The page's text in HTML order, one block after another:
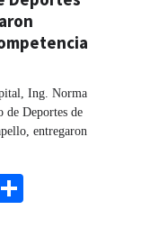
Ing. Norma
de Deportes de
entregaron
Email